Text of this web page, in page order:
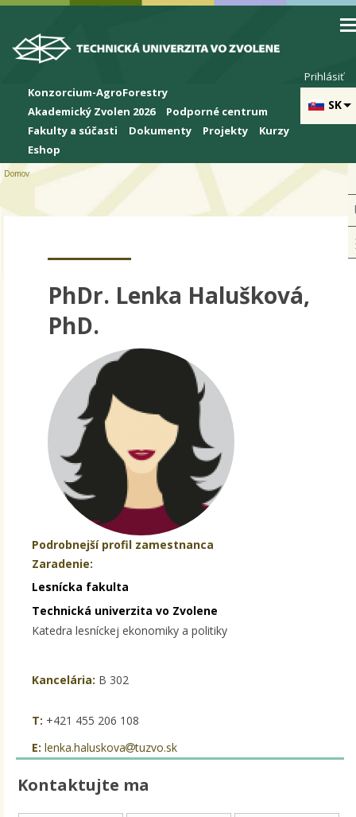
Skip to cookies
Skip to navigation
Skočiť na hlavný obsah
SK
Prihlásiť
Konzorcium-AgroForestry
Akademický Zvolen 2026
Podporné centrum
Fakulty a súčasti
Dokumenty Projekty
Kurzy
Eshop
Domov
PhDr. Lenka Halušková,
PhD.
Podrobnejší profil zamestnanca
Zaradenie:
Lesnícka fakulta
Technická univerzita vo Zvolene
Katedra lesníckej ekonomiky a politiky
Kancelária: B 302
T: +421 455 206 108
E: lenka.haluskova tuzvo.sk
Kontaktujte ma